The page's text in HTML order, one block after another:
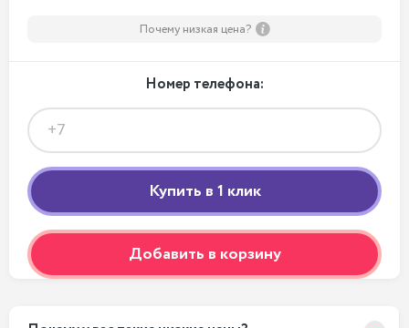
Почему низкая цена?
Номер телефона:
Добавить в корзину